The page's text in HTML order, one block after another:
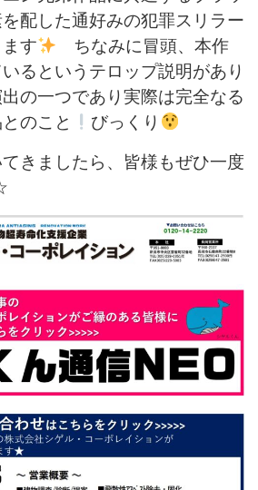
配した通好みの犯罪スリラー
す
ちなみに冒頭、本作
るというテロップ説明があり
の一つであり実際は完全なる
のこと
びっくり
きましたら、皆様もぜひ一度